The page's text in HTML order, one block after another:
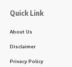
Quick Link
About Us
Disclaimer
Privacy Policy